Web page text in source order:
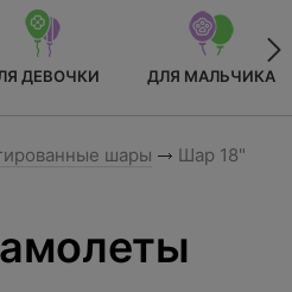
ДЕВОЧКИ ДЛЯ МАЛЬЧИКА
шары
Шар 18"